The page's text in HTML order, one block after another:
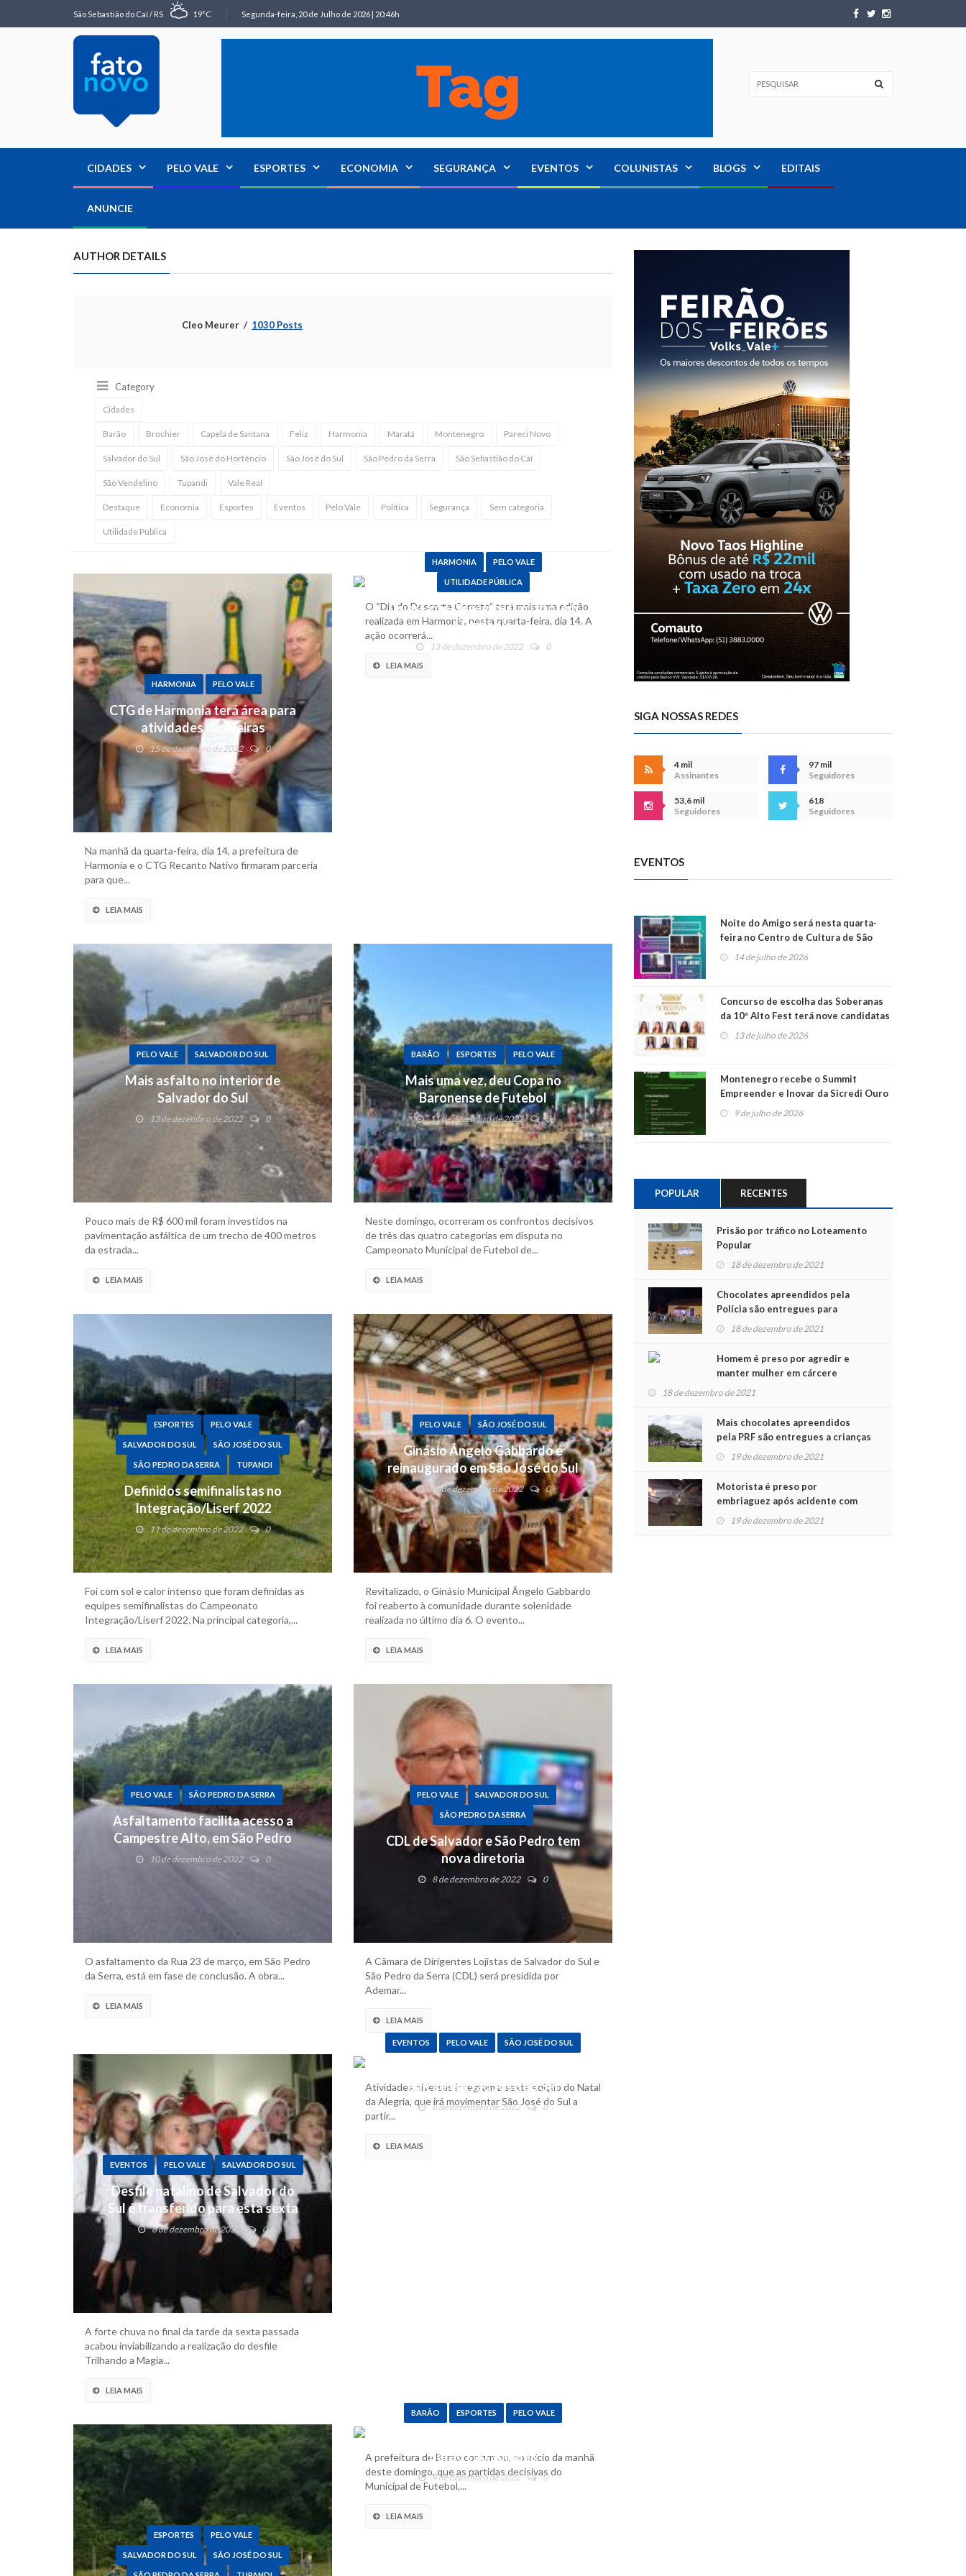
São Sebastião do Caí / RS 19°C Segunda-feira, 20 de Julho de 2026 | 20:46h
CIDADES PELO VALE ESPORTES ECONOMIA SEGURANÇA EVENTOS COLUNISTAS BLOGS EDITAIS
ANUNCIE
AUTHOR DETAILS
Cleo Meurer 1030 Posts
Category
Cidades
Barão Brochier Capela de Santana Feliz Harmonia Maratá Montenegro Pareci Novo
Salvador do Sul São José do Hortêncio São José do Sul São Pedro da Serra São Sebastião do Caí
São Vendelino Tupandi Vale Real
Destaque Economia Esportes Eventos Pelo Vale Política Segurança Sem categoria
Utilidade Pública
HARMONIA PELO VALE
CTG de Harmonia terá área para
atividades campeiras
15 de dezembro de 2022 0
Na manhã da quarta-feira, dia 14, a prefeitura de
Harmonia e o CTG Recanto Nativo firmaram parceria
para que...
LEIA MAIS
HARMONIA PELO VALE
UTILIDADE PÚBLICA
Quarta de Descarte Correto, em
Harmonia
13 de dezembro de 2022 0
O “Dia do Descarte Correto” terá mais uma edição
realizada em Harmonia, nesta quarta-feira, dia 14. A
ação ocorrerá...
LEIA MAIS
PELO VALE SALVADOR DO SUL
Mais asfalto no interior de
Salvador do Sul
13 de dezembro de 2022 0
Pouco mais de R$ 600 mil foram investidos na
pavimentação asfáltica de um trecho de 400 metros
da estrada...
LEIA MAIS
BARÃO ESPORTES PELO VALE
Mais uma vez, deu Copa no
Baronense de Futebol
11 de dezembro de 2022 0
Neste domingo, ocorreram os confrontos decisivos
de três das quatro categorias em disputa no
Campeonato Municipal de Futebol de...
LEIA MAIS
ESPORTES PELO VALE
SALVADOR DO SUL SÃO JOSÉ DO SUL
SÃO PEDRO DA SERRA TUPANDI
Definidos semifinalistas no
Integração/Liserf 2022
11 de dezembro de 2022 0
Foi com sol e calor intenso que foram definidas as
equipes semifinalistas do Campeonato
Integração/Liserf 2022. Na principal categoria,...
LEIA MAIS
PELO VALE SÃO JOSÉ DO SUL
Ginásio Ângelo Gabbardo é
reinaugurado em São José do Sul
10 de dezembro de 2022 0
Revitalizado, o Ginásio Municipal Ângelo Gabbardo
foi reaberto à comunidade durante solenidade
realizada no último dia 6. O evento...
LEIA MAIS
PELO VALE SÃO PEDRO DA SERRA
Asfaltamento facilita acesso a
Campestre Alto, em São Pedro
10 de dezembro de 2022 0
O asfaltamento da Rua 23 de março, em São Pedro
da Serra, está em fase de conclusão. A obra...
LEIA MAIS
PELO VALE SALVADOR DO SUL
SÃO PEDRO DA SERRA
CDL de Salvador e São Pedro tem
nova diretoria
8 de dezembro de 2022 0
A Câmara de Dirigentes Lojistas de Salvador do Sul e
São Pedro da Serra (CDL) será presidida por
Ademar...
LEIA MAIS
EVENTOS PELO VALE SALVADOR DO SUL
Desfile natalino de Salvador do
Sul é transferido para esta sexta
6 de dezembro de 2022 0
A forte chuva no final da tarde da sexta passada
acabou inviabilizando a realização do desfile
Trilhando a Magia...
LEIA MAIS
EVENTOS PELO VALE SÃO JOSÉ DO SUL
edição em São José do Sul
6 de dezembro de 2022 0
Atividades diversas integram a sexta edição do Natal
da Alegria, que irá movimentar São José do Sul a
partir...
LEIA MAIS
ESPORTES PELO VALE
SALVADOR DO SUL SÃO JOSÉ DO SUL
BARÃO ESPORTES PELO VALE
Barão são adiadas
4 de dezembro de 2022 0
A prefeitura de Barão confirmou, no início da manhã
deste domingo, que as partidas decisivas do
Municipal de Futebol,...
LEIA MAIS
SIGA NOSSAS REDES
4 mil
Assinantes
97 mil
Seguidores
53,6 mil
Seguidores
618
Seguidores
EVENTOS
Noite do Amigo será nesta quarta-
feira no Centro de Cultura de São
Sebastião do Caí
14 de julho de 2026
Concurso de escolha das Soberanas
da 10ª Alto Fest terá nove candidatas
13 de julho de 2026
Montenegro recebe o Summit
Empreender e Inovar da Sicredi Ouro
Branco RS/MG
9 de julho de 2026
POPULAR RECENTES
Prisão por tráfico no Loteamento
Popular
18 de dezembro de 2021
Chocolates apreendidos pela
Polícia são entregues para
crianças na Chegada do Papai
18 de dezembro de 2021
Homem é preso por agredir e
manter mulher em cárcere
privado
18 de dezembro de 2021
Mais chocolates apreendidos
pela PRF são entregues a crianças
no Natal Solidário
19 de dezembro de 2021
Motorista é preso por
embriaguez após acidente com
dois feridos
19 de dezembro de 2021